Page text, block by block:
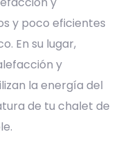
y poco eficientes
En su lugar,
y
la energía del
de tu chalet de